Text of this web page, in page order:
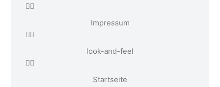
Impressum
look-and-feel
Startseite